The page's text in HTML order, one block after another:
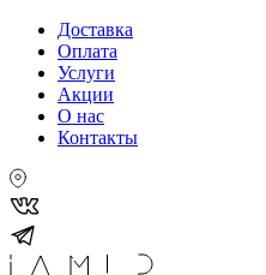
Доставка
Оплата
Услуги
Акции
О нас
Контакты